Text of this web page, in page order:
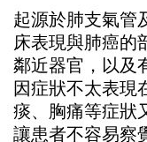
起源於肺支氣管
床表現與肺癌的
鄰近器官，以及
因症狀不太表現
痰、胸痛等症狀
讓患者不容易察